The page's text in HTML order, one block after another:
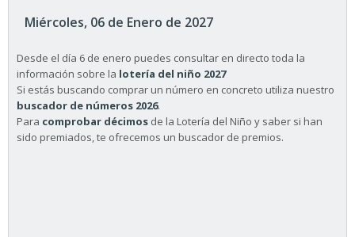
Miércoles, 06 de Enero de 2027
Desde el día 6 de enero puedes consultar en directo toda la
información sobre la lotería del niño 2027
Si estás buscando comprar un número en concreto utiliza nuestro
buscador de números 2026.
Para comprobar décimos de la Lotería del Niño y saber si han
sido premiados, te ofrecemos un buscador de premios.